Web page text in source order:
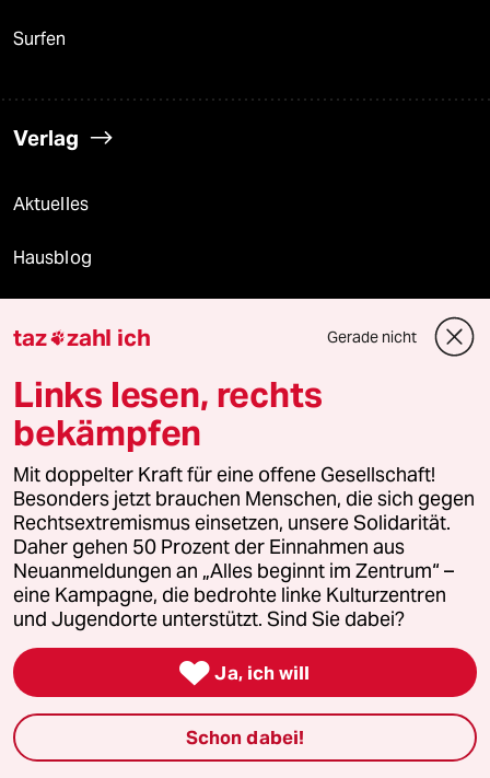
Surfen
Verlag
Aktuelles
Hausblog
Presse
Unterstützen
abo
genossenschaft
taz zahl ich
recherchefonds ausland
taz zahl ich Gerade nicht
Links lesen, rechts
bekämpfen
Mit doppelter Kraft für eine offene Gesellschaft!
Besonders jetzt brauchen Menschen, die sich gegen
Rechtsextremismus einsetzen, unsere Solidarität.
Daher gehen 50 Prozent der Einnahmen aus
Neuanmeldungen an „Alles beginnt im Zentrum“ –
eine Kampagne, die bedrohte linke Kulturzentren
und Jugendorte unterstützt. Sind Sie dabei?
 Ja, ich will
Schon dabei!